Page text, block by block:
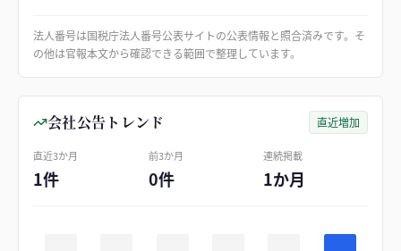
法人番号は国税庁法人番号公表サイトの公表情報と照合済みです。そ
の他は官報本文から確認できる範囲で整理しています。
会社公告トレンド 直近増加
直近3か月
1件
前3か月
0件
連続掲載
1か月